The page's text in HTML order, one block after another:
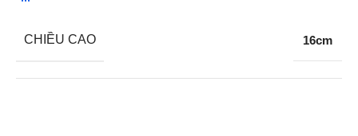
CHIỀU CAO 16cm